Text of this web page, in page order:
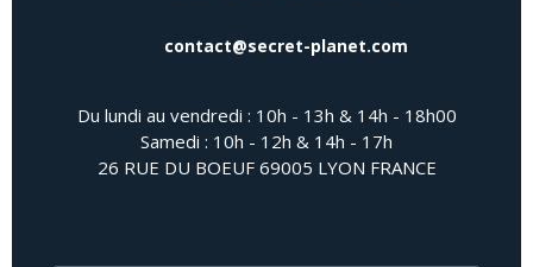
contact@secret-planet.com
Du lundi au vendredi : 10h - 13h & 14h - 18h00
Samedi : 10h - 12h & 14h - 17h
26 RUE DU BOEUF 69005 LYON FRANCE